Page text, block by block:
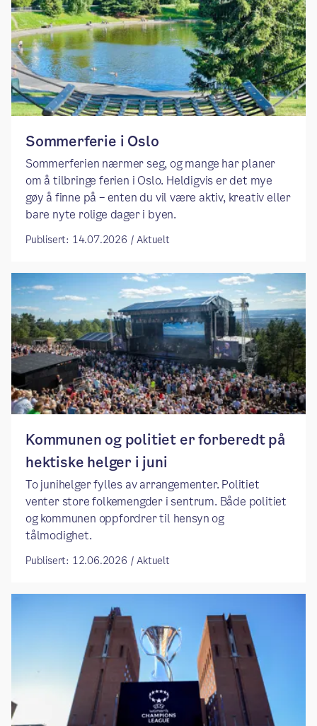
Sommerferie i Oslo
Sommerferien nærmer seg, og mange har planer
om å tilbringe ferien i Oslo. Heldigvis er det mye
gøy å finne på – enten du vil være aktiv, kreativ eller
bare nyte rolige dager i byen.
Publisert: 14.07.2026 / Aktuelt
Kommunen og politiet er forberedt på
hektiske helger i juni
To junihelger fylles av arrangementer. Politiet
venter store folkemengder i sentrum. Både politiet
og kommunen oppfordrer til hensyn og
tålmodighet.
Publisert: 12.06.2026 / Aktuelt